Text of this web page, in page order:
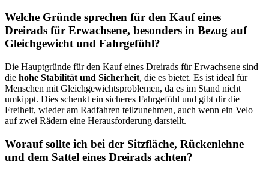
Welche Gründe sprechen für den Kauf eines
Dreirads für Erwachsene, besonders in Bezug auf
Gleichgewicht und Fahrgefühl?
Die Hauptgründe für den Kauf eines Dreirads für Erwachsene sind
die hohe Stabilität und Sicherheit, die es bietet. Es ist ideal für
Menschen mit Gleichgewichtsproblemen, da es im Stand nicht
umkippt. Dies schenkt ein sicheres Fahrgefühl und gibt dir die
Freiheit, wieder am Radfahren teilzunehmen, auch wenn ein Velo
auf zwei Rädern eine Herausforderung darstellt.
Worauf sollte ich bei der Sitzfläche, Rückenlehne
und dem Sattel eines Dreirads achten?